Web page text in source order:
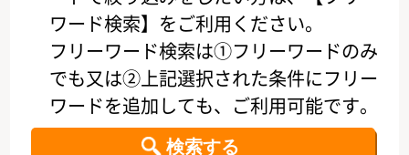
ワード検索】をご利用ください。
フリーワード検索は①フリーワードのみ
でも又は②上記選択された条件にフリー
ワードを追加しても、ご利用可能です。